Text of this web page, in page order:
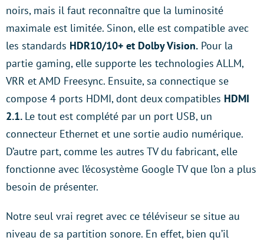
noirs, mais il faut reconnaître que la luminosité
maximale est limitée. Sinon, elle est compatible avec
les standards HDR10/10+ et Dolby Vision. Pour la
partie gaming, elle supporte les technologies ALLM,
VRR et AMD Freesync. Ensuite, sa connectique se
compose 4 ports HDMI, dont deux compatibles HDMI
2.1. Le tout est complété par un port USB, un
connecteur Ethernet et une sortie audio numérique.
D’autre part, comme les autres TV du fabricant, elle
fonctionne avec l’écosystème Google TV que l’on a plus
besoin de présenter.
Notre seul vrai regret avec ce téléviseur se situe au
niveau de sa partition sonore. En effet, bien qu’il